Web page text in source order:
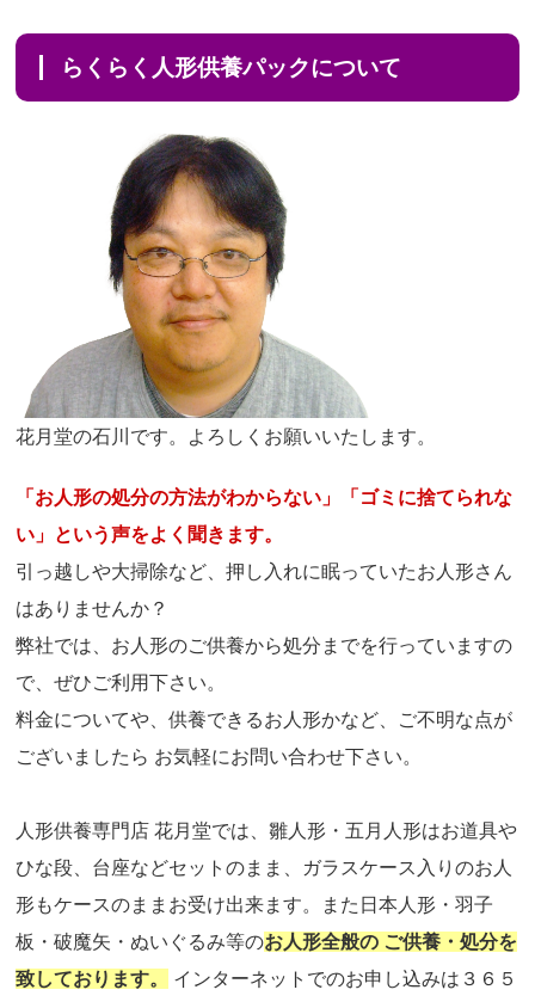
らくらく人形供養パックについて
花月堂の石川です。よろしくお願いいたします。
「お人形の処分の方法がわからない」「ゴミに捨てられな
い」という声をよく聞きます。
引っ越しや大掃除など、押し入れに眠っていたお人形さん
はありませんか？
弊社では、お人形のご供養から処分までを行っていますの
で、ぜひご利用下さい。
料金についてや、供養できるお人形かなど、ご不明な点が
ございましたら お気軽にお問い合わせ下さい。
人形供養専門店 花月堂では、雛人形・五月人形はお道具や
ひな段、台座などセットのまま、ガラスケース入りのお人
形もケースのままお受け出来ます。また日本人形・羽子
板・破魔矢・ぬいぐるみ等のお人形全般の ご供養・処分を
致しております。
インターネットでのお申し込みは３６５